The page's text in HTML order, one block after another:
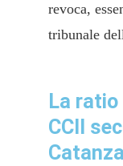
revoca,
tribunale
La
CCII